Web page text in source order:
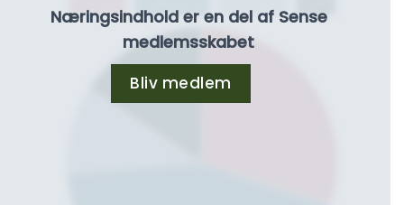
Næringsindhold er en del af Sense
medlemsskabet
Bliv medlem